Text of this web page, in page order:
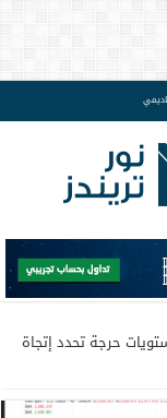
حرجة تحدد إتجاة